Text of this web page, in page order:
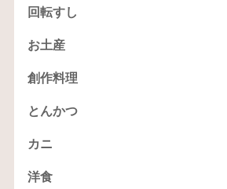
回転すし
お土産
創作料理
とんかつ
カニ
洋食